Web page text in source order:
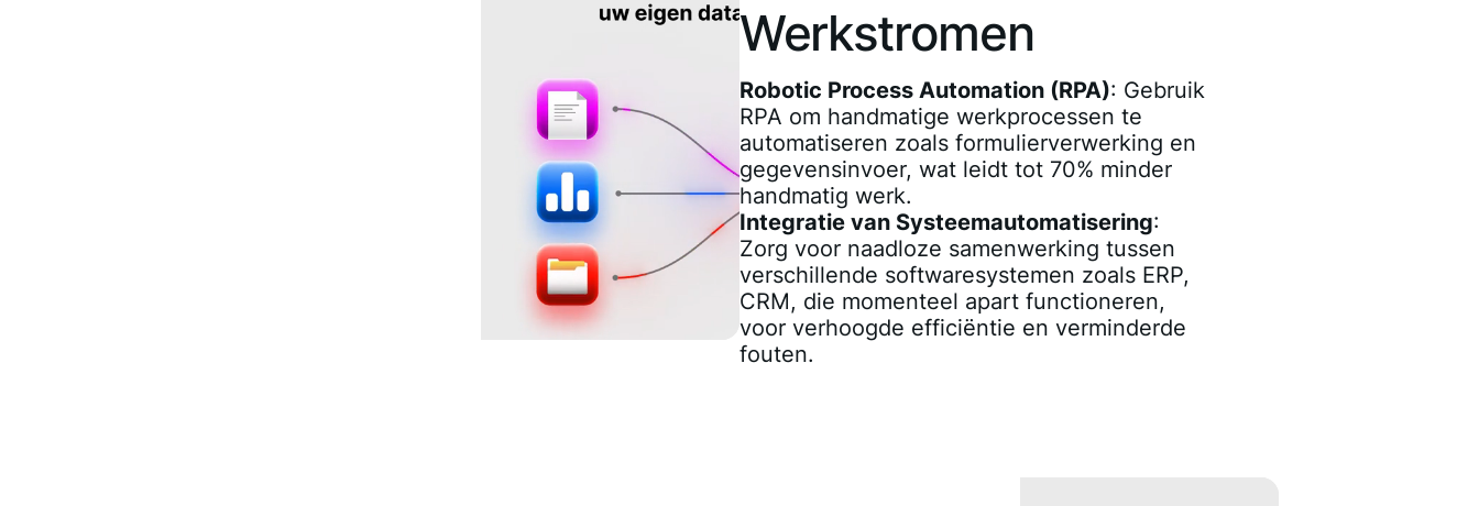
Werkstromen
Robotic Process Automation (RPA): Gebruik
RPA om handmatige werkprocessen te
automatiseren zoals formulierverwerking en
gegevensinvoer, wat leidt tot 70% minder
handmatig werk.
Integratie van Systeemautomatisering:
Zorg voor naadloze samenwerking tussen
verschillende softwaresystemen zoals ERP,
CRM, die momenteel apart functioneren,
voor verhoogde efficiëntie en verminderde
fouten.